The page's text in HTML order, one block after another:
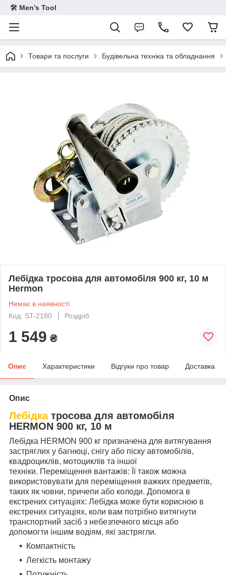
🛠 Men’s Tool
Товари та послуги Будівельна техніка та обладнання
Лебідка тросова для автомобіля 900 кг, 10 м
Hermon
Немає в наявності
Код: ST-2180
Роздріб
1 549 ₴
Опис Характеристики Відгуки про товар Доставка
Опис
Лебідкатросова для автомобіля
HERMON 900 кг, 10 м
Лебідка HERMON 900 кг призначена для витягування
застряглих у багнюці, снігу або піску автомобілів,
квадроциклів, мотоциклів та іншої
техніки. Переміщення вантажів: Її також можна
використовувати для переміщення важких предметів,
таких як човни, причепи або колоди. Допомога в
екстрених ситуаціях: Лебідка може бути корисною в
екстрених ситуаціях, коли вам потрібно витягнути
транспортний засіб з небезпечного місця або
допомогти іншим водіям, які застрягли.
Компактність
Легкість монтажу